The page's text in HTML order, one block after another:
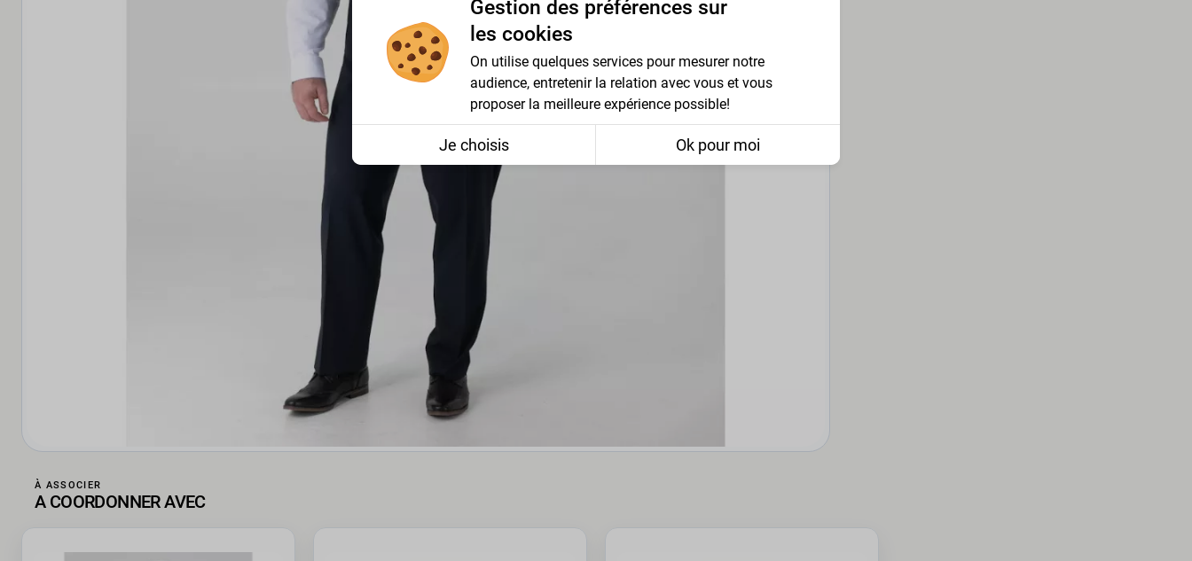
À ASSOCIER
A COORDONNER AVEC
Gestion des préférences sur
les cookies
On utilise quelques services pour mesurer notre
audience, entretenir la relation avec vous et vous
proposer la meilleure expérience possible!
Je choisis Ok pour moi